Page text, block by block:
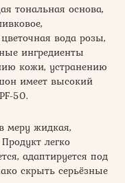
тональная основа,
вода розы,
ингредиенты
кожи, устранению
имеет высокий
50.
меру жидкая,
легко
адаптируется под
скрыть серьёзные